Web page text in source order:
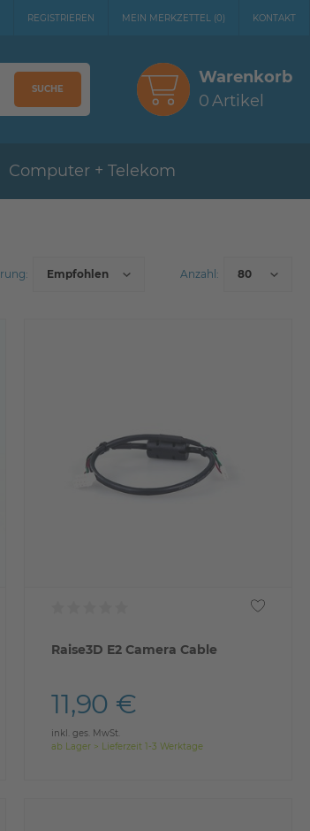
REGISTRIEREN MEIN MERKZETTEL (0) KONTAKT
SUCHE
Warenkorb
0Artikel
Computer + Telekom
Raise3D E2 Camera Cable
11,90 €
inkl. ges. MwSt.
ab Lager > Lieferzeit 1-3 Werktage